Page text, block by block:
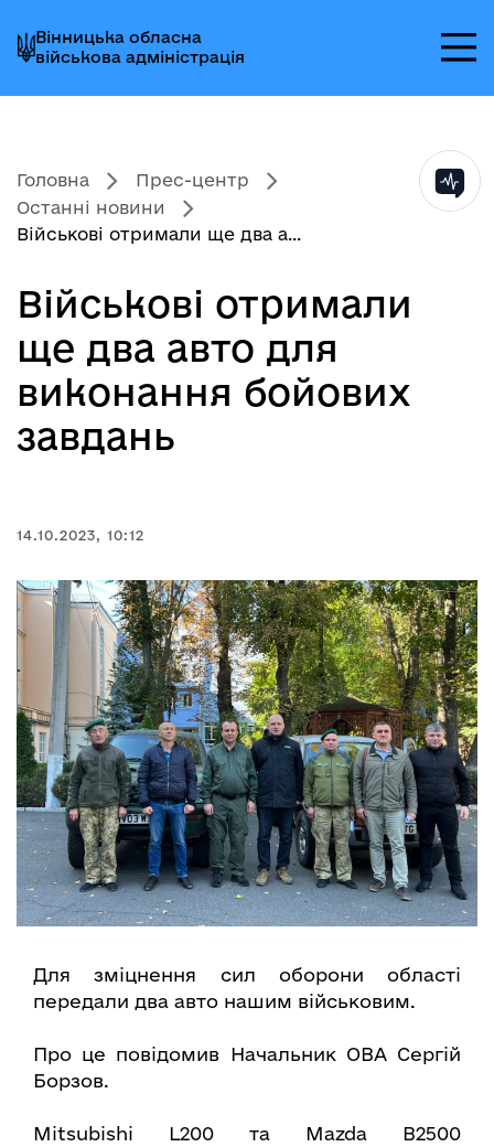
до
головного
меню
до
головного
вмісту
до
головного
колонтитула
Вінницька обласна
військова адміністрація
Головна
Прес-центр
Останні новини
Військові отримали ще два а...
Військові отримали
ще два авто для
виконання бойових
завдань
14.10.2023, 10:12
Для зміцнення сил оборони області
передали два авто нашим військовим.
Про це повідомив Начальник ОВА Сергій
Борзов.
Mitsubishi L200 та Mazda B2500